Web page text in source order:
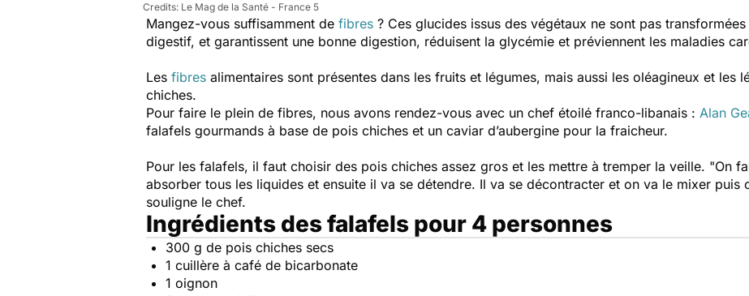
Le Mag de la Santé - France 5
Mangez-vous suffisamment de fibres ? Ces glucides issus des végétaux ne sont pas
digestif, et garantissent une bonne digestion, réduisent la glycémie et préviennent les maladies
Les fibres alimentaires sont présentes dans les fruits et légumes, mais aussi les oléagineux et les
chiches.
Pour faire le plein de fibres, nous avons rendez-vous avec un chef étoilé franco-libanais : Alan
falafels gourmands à base de pois chiches et un caviar d’aubergine pour la fraicheur.
Pour les falafels, il faut choisir des pois chiches assez gros et les mettre à tremper la veille. "On
absorber tous les liquides et ensuite il va se détendre. Il va se décontracter et on va le mixer puis
souligne le chef.
Ingrédients des falafels pour 4 personnes
300 g de pois chiches secs
1 cuillère à café de bicarbonate
1 oignon